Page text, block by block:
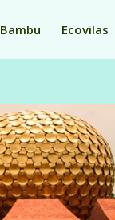
Bambu Ecovilas